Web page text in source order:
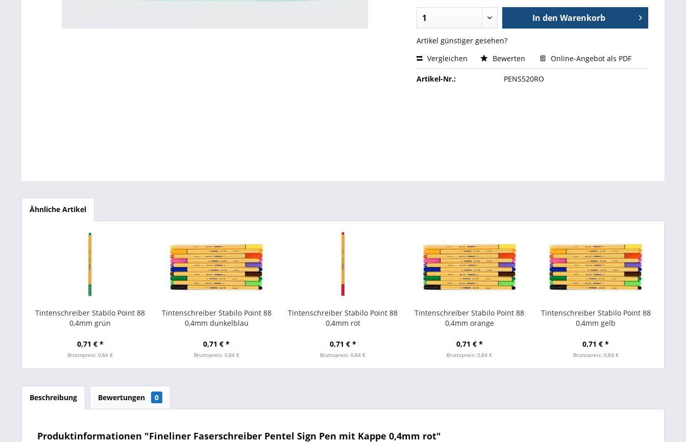
In den Warenkorb
Artikel günstiger gesehen?
Vergleichen
Bewerten Online-Angebot als PDF
Artikel-Nr.: PENS520RO
Ähnliche Artikel
Tintenschreiber Stabilo Point 88
0,4mm grün
0,71 € *
Bruttopreis: 0,84 €
Tintenschreiber Stabilo Point 88
0,4mm dunkelblau
0,71 € *
Bruttopreis: 0,84 €
Tintenschreiber Stabilo Point 88
0,4mm rot
0,71 € *
Bruttopreis: 0,84 €
Tintenschreiber Stabilo Point 88
0,4mm orange
0,71 € *
Bruttopreis: 0,84 €
Tintenschreiber Stabilo Point 88
0,4mm gelb
0,71 € *
Bruttopreis: 0,84 €
Beschreibung Bewertungen 0
Produktinformationen "Fineliner Faserschreiber Pentel Sign Pen mit Kappe 0,4mm rot"